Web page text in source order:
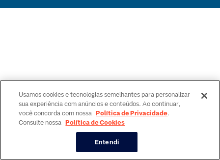
Usamos cookies e tecnologias semelhantes para personalizar
sua experiência com anúncios e conteúdos. Ao continuar,
você concorda com nossa Política de Privacidade.
Consulte nossa Política de Cookies
Entendi